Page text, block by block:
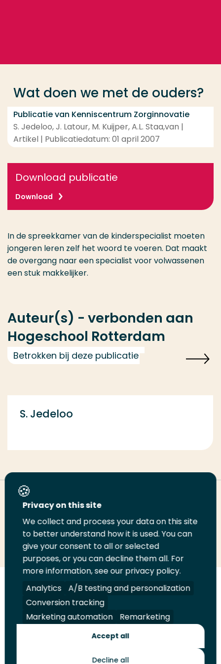
Wat doen we met de ouders?
Publicatie van Kenniscentrum Zorginnovatie
S. Jedeloo, J. Latour, M. Kuijper, A.L. Staa,van |
Artikel | Publicatiedatum: 01 april 2007
Download publicatie
Download
In de spreekkamer van de kinderspecialist moeten
jongeren leren zelf het woord te voeren. Dat maakt
de overgang naar een specialist voor volwassenen
een stuk makkelijker.
Auteur(s) - verbonden aan
Hogeschool Rotterdam
Betrokken bij deze publicatie
S. Jedeloo
Deel deze pagina
Deel
LinkedIn
Deel
op
Twitter
Deel
op
Facebook
Email
deze
pagina
Print
deze
pagina
Volg
ons
op
LinkedIn
Volg
ons
op
Facebook
Volg
ons
op
YouTube
Volg
ons
op
Instagram
Juridisch Security A-Z Index
Contact
Opleiding
Contact
Privacy on this site
We collect and process your data on this site
to better understand how it is used. You can
give your consent to all or selected
purposes, or you can decline them all. For
more information, see our privacy policy.
Analytics
A/B testing and personalization
Conversion tracking
Marketing automation
Remarketing
Accept all
Decline all